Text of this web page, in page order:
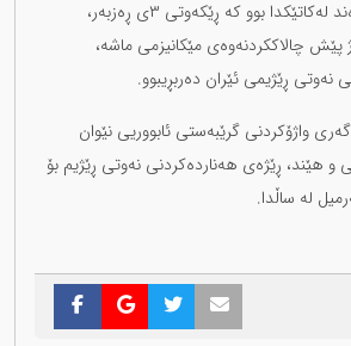
ئەو لێدوانەی سپێەهوەند لەکاتێکدا بوو کە ڕێکەوتی ٣ی ڕەزبەر،
پێش چالاککردنەوەی مێکانیزمی ماشە،
نەوتی ڕێژیمی ئێران دەربڕیبوو.
واژۆکردنی گرێبەستی ئابووریی نێوان
و هێند، ڕێژەی هەناردەکردنی نەوتی ڕێژیم بۆ